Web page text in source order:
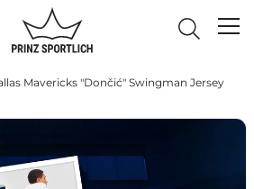
Mavericks "Dončić" Swingman Jersey